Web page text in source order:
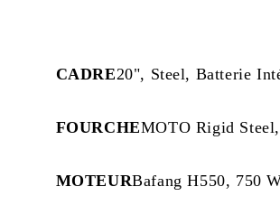
CADRE20", Steel, Batterie
FOURCHEMOTO Rigid
MOTEURBafang H550, 750